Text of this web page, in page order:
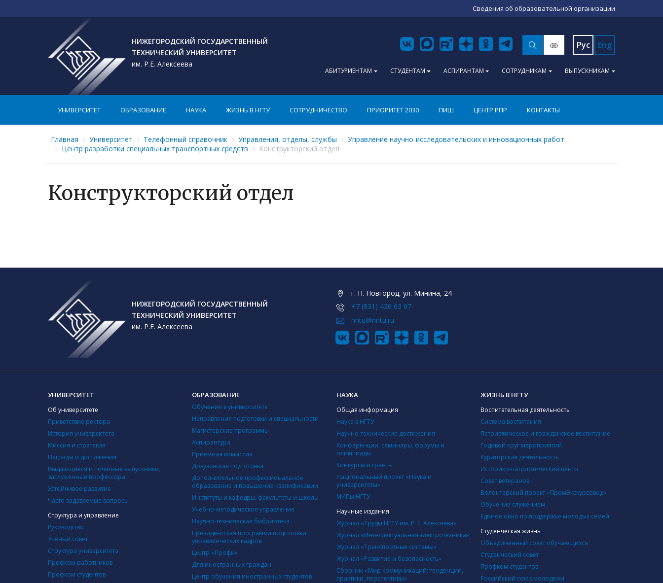
Сведения об образовательной организации
НИЖЕГОРОДСКИЙ ГОСУДАРСТВЕННЫЙ
ТЕХНИЧЕСКИЙ УНИВЕРСИТЕТ
им. Р.Е. Алексеева
Рус Eng
АБИТУРИЕНТАМ СТУДЕНТАМ АСПИРАНТАМ СОТРУДНИКАМ ВЫПУСКНИКАМ
УНИВЕРСИТЕТ ОБРАЗОВАНИЕ НАУКА ЖИЗНЬ В НГТУ СОТРУДНИЧЕСТВО ПРИОРИТЕТ 2030 ПИШ ЦЕНТР РПР КОНТАКТЫ
Главная Университет Телефонный справочник Управления, отделы, службы
Управление научно-исследовательских и инновационных работ
Центр разработки специальных транспортных средств
Конструкторский отдел
Конструкторский отдел
НИЖЕГОРОДСКИЙ ГОСУДАРСТВЕННЫЙ
ТЕХНИЧЕСКИЙ УНИВЕРСИТЕТ
им. Р.Е. Алексеева
г. Н. Новгород, ул. Минина, 24
+7 (831) 436 63 07
nntu@nntu.ru
УНИВЕРСИТЕТ
Об университете
Приветствие ректора
История университета
Миссия и стратегия
Награды и достижения
Выдающиеся и почетные выпускники,
заслуженные профессора
Устойчивое развитие
Часто задаваемые вопросы
Структура и управление
Руководство
Ученый совет
Структура университета
Профком работников
Профком студентов
ОБРАЗОВАНИЕ
Обучение в университете
Направления подготовки и специальности
Магистерские программы
Аспирантура
Приемная комиссия
Довузовская подготовка
Дополнительное профессиональное
образование и повышение квалификации
Институты и кафедры, факультеты и школы
Учебно-методическое управление
Научно-техническая библиотека
Президентская программа подготовки
управленческих кадров
Центр «Профи»
Для иностранных граждан
Центр обучения иностранных студентов
НАУКА
Общая информация
Наука в НГТУ
Научно-технические достижения
Конференции, семинары, форумы и
олимпиады
Конкурсы и гранты
Национальный проект «Наука и
университеты»
МИПы НГТУ
Научные издания
Журнал «Труды НГТУ им. Р. Е. Алексеева»
Журнал «Интеллектуальная электротехника»
Журнал «Транспортные системы»
Журнал «Развитие и безопасность»
Сборник «Мир коммуникаций: тенденции,
практики, перспективы»
ЖИЗНЬ В НГТУ
Воспитательная деятельность
Система воспитания
Патриотическое и гражданское воспитание
Годовой круг мероприятий
Кураторская деятельность
Историко-патриотический центр
Совет ветеранов
Волонтерский проект «ПромЭкскурсовод»
Обучение служением
Единое окно по поддержке молодых семей
Студенческая жизнь
Объединённый совет обучающихся
Студенческий совет
Профком студентов
Российский союз молодежи